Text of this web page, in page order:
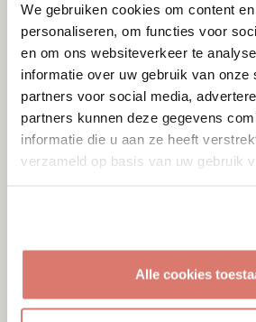
We gebruiken cookies om content
personaliseren, om functies voor
en om ons websiteverkeer te
informatie over uw gebruik van onze
partners voor social media,
partners kunnen deze gegevens
informatie die u aan ze heeft
verzameld op basis van uw gebruik
Alle cookies
Adoptie08-08-2026
Ludwig+ Igor